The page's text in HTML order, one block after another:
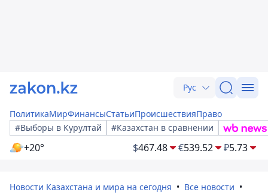
Рус
ПолитикаМирФинансыСтатьиПроисшествияПраво
#Выборы в Курултай
#Казахстан в сравнении
+20° $467.48 €539.52 ₽5.73
Новости Казахстана и мира на сегодня
Все новости